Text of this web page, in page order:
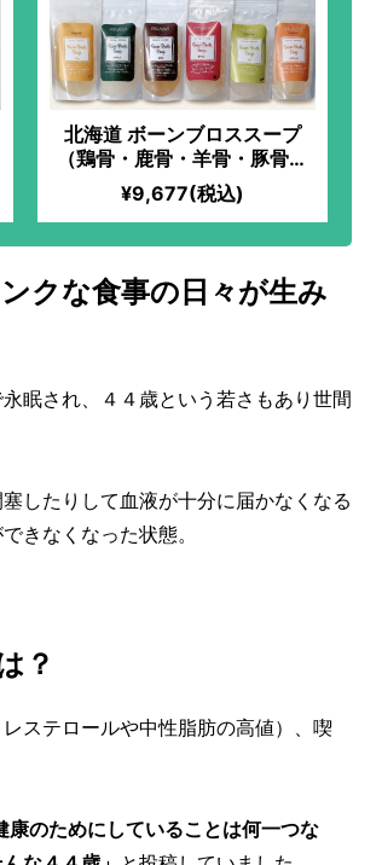
北海道 ボーンブロススープ
（鶏骨・鹿骨・羊骨・豚骨・
牛骨・魚骨）6種セット
¥9,677(税込)
クな食事の日々が生み
眠され、４４歳という若さもあり世間
したりして血液が十分に届かなくなる
きなくなった状態。
？
ステロールや中性脂肪の高値）、喫
康のためにしていることは何一つな